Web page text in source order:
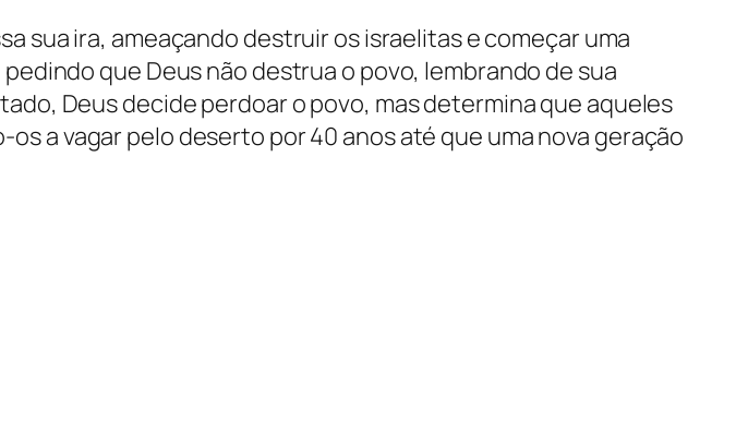
sua ira, ameaçando destruir os israelitas e começar uma
que Deus não destrua o povo, lembrando de sua
Deus decide perdoar o povo, mas determina que aqueles
a vagar pelo deserto por 40 anos até que uma nova geração